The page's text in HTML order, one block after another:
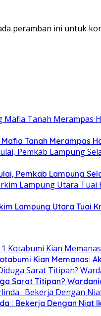
peramban ini untuk
Tanah Merampas
Pemkab Lampung
Lampung Utara Tuai
Kian
Sarat Titipan?
: Bekerja Dengan Niat